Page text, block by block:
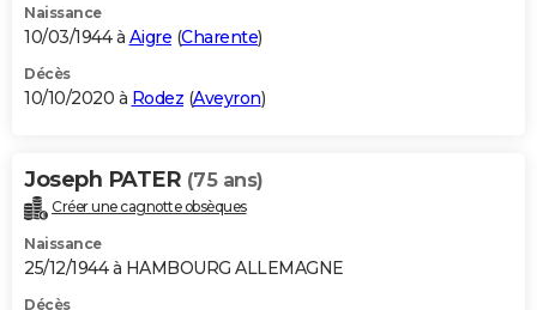
Naissance
10/03/1944 à Aigre (Charente)
Décès
10/10/2020 à Rodez (Aveyron)
Joseph PATER (75 ans)
Créer une cagnotte obsèques
Naissance
25/12/1944 à HAMBOURG ALLEMAGNE
Décès